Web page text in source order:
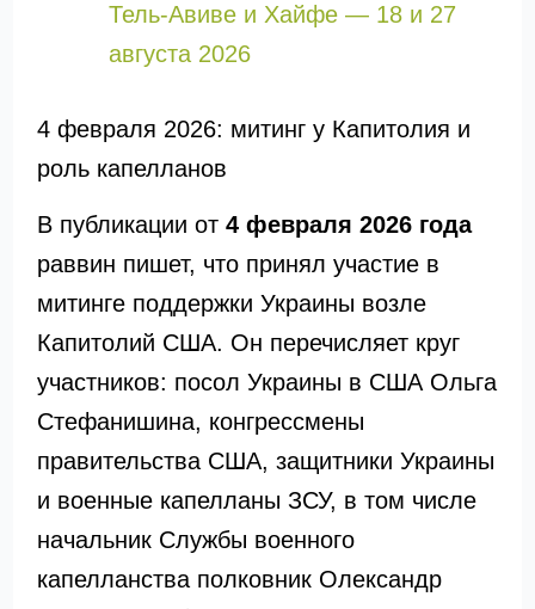
Тель-Авиве и Хайфе — 18 и 27
августа 2026
4 февраля 2026: митинг у Капитолия и
роль капелланов
В публикации от 4 февраля 2026 года
раввин пишет, что принял участие в
митинге поддержки Украины возле
Капитолий США. Он перечисляет круг
участников: посол Украины в США Ольга
Стефанишина, конгрессмены
правительства США, защитники Украины
и военные капелланы ЗСУ, в том числе
начальник Службы военного
капелланства полковник Олександр